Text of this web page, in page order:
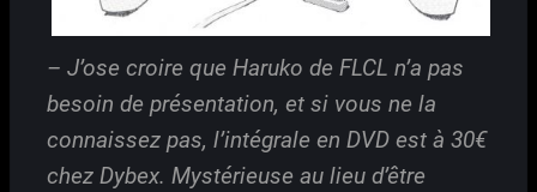
– J’ose croire que Haruko de FLCL n’a pas
besoin de présentation, et si vous ne la
connaissez pas, l’intégrale en DVD est à 30€
chez Dybex. Mystérieuse au lieu d’être